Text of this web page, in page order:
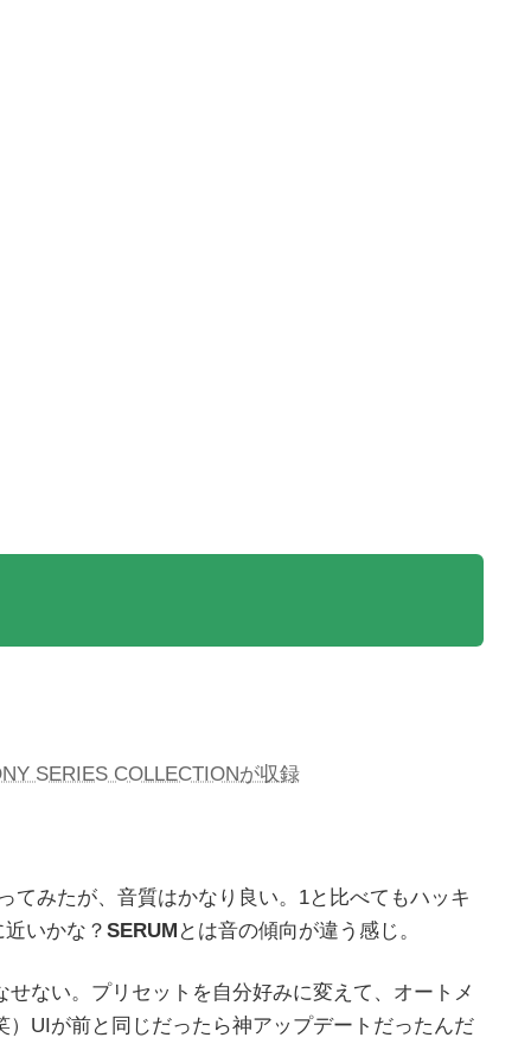
SERIES COLLECTIONが収録
てみたが、音質はかなり良い。1と比べてもハッキ
近いかな？ SERUM とは音の傾向が違う感じ。
ない。プリセットを自分好みに変えて、オートメ
UIが前と同じだったら神アップデートだったんだ